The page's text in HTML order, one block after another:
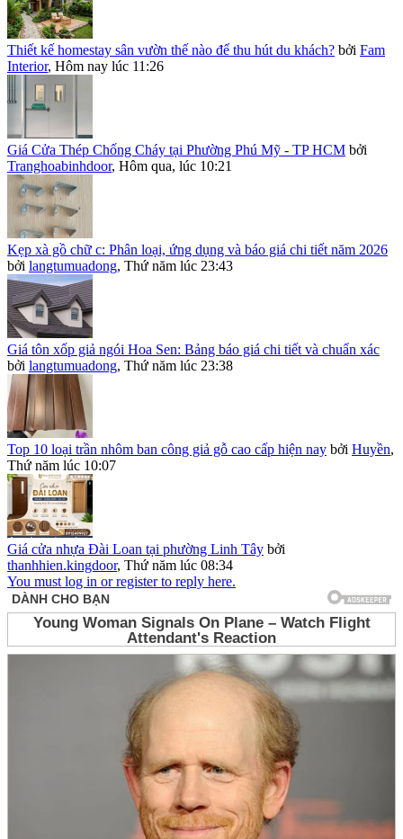
Thiết kế homestay sân vườn thế nào để thu hút du khách? bởi Fam
Interior, Hôm nay lúc 11:26
Giá Cửa Thép Chống Cháy tại Phường Phú Mỹ - TP HCM bởi
Tranghoabinhdoor, Hôm qua, lúc 10:21
Kẹp xà gồ chữ c: Phân loại, ứng dụng và báo giá chi tiết năm 2026
bởi langtumuadong, Thứ năm lúc 23:43
Giá tôn xốp giả ngói Hoa Sen: Bảng báo giá chi tiết và chuẩn xác
bởi langtumuadong, Thứ năm lúc 23:38
Top 10 loại trần nhôm ban công giả gỗ cao cấp hiện nay bởi Huyền,
Thứ năm lúc 10:07
Giá cửa nhựa Đài Loan tại phường Linh Tây bởi
thanhhien.kingdoor, Thứ năm lúc 08:34
You must log in or register to reply here.